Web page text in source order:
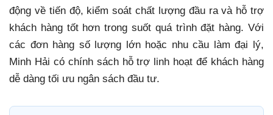
động về tiến độ, kiểm soát chất lượng đầu ra và hỗ trợ
khách hàng tốt hơn trong suốt quá trình đặt hàng. Với
các đơn hàng số lượng lớn hoặc nhu cầu làm đại lý,
Minh Hải có chính sách hỗ trợ linh hoạt để khách hàng
dễ dàng tối ưu ngân sách đầu tư.